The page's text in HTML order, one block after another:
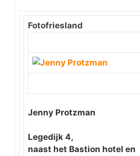
Fotofriesland
Jenny Protzman
Legedijk 4,
naast het Bastion hotel en